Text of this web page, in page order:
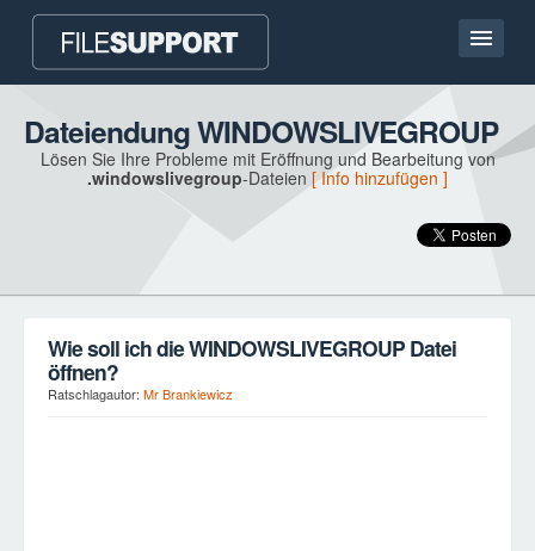
Hauptseite
Kontakt
Dateiendung WINDOWSLIVEGROUP
Lösen Sie Ihre Probleme mit Eröffnung und Bearbeitung von
.windowslivegroup-Dateien [ Info hinzufügen ]
Wie soll ich die WINDOWSLIVEGROUP Datei
öffnen?
Ratschlagautor: Mr Brankiewicz